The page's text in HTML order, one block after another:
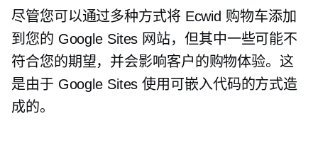
尽管您可以通过多种方式将 Ecwid 购物车添加
到您的 Google Sites 网站，但其中一些可能不
符合您的期望，并会影响客户的购物体验。这
是由于 Google Sites 使用可嵌入代码的方式造
成的。